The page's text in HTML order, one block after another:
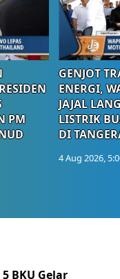
PM
GENJOT
ENERGI,
JAJAL
LISTRIK
DI
4 Aug 2026,
BKU Gelar